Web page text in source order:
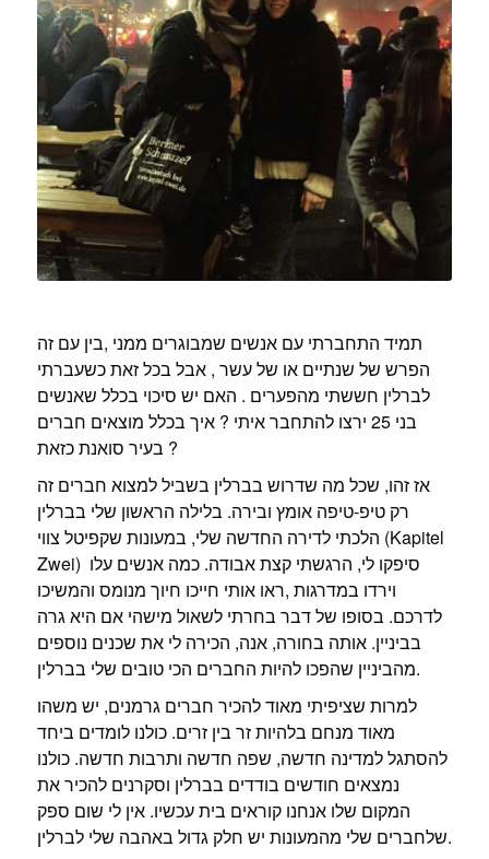
תמיד התחברתי עם אנשים שמבוגרים ממני ,בין עם זה
הפרש של שנתיים או של עשר , אבל בכל זאת כשעברתי
לברלין חששתי מהפערים . האם יש סיכוי בכלל שאנשים
בני 25 ירצו להתחבר איתי ? איך בכלל מוצאים חברים
בעיר סואנת כזאת ?
אז זהו, שכל מה שדרוש בברלין בשביל למצוא חברים זה
רק טיפ-טיפה אומץ ובירה. בלילה הראשון שלי בברלין
הלכתי לדירה החדשה שלי, במעונות שקפיטל צווי (Kapitel
Zwei) סיפקו לי, הרגשתי קצת אבודה. כמה אנשים עלו
וירדו במדרגות ,ראו אותי חייכו חיוך מנומס והמשיכו
לדרכם. בסופו של דבר בחרתי לשאול מישהי אם היא גרה
בביניין. אותה בחורה, אנה, הכירה לי את שכנים נוספים
מהביניין שהפכו להיות החברים הכי טובים שלי בברלין.
למרות שציפיתי מאוד להכיר חברים גרמנים, יש משהו
מאוד מנחם בלהיות זר בין זרים. כולנו לומדים ביחד
להסתגל למדינה חדשה, שפה חדשה ותרבות חדשה. כולנו
נמצאים חודשים בודדים בברלין וסקרנים להכיר את
המקום שלו אנחנו קוראים בית עכשיו. אין לי שום ספק
שלחברים שלי מהמעונות יש חלק גדול באהבה שלי לברלין.